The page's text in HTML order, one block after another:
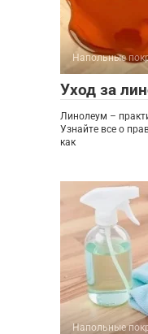
Напольные
Уход за
Линолеум –
Узнайте все о
как
Напольные